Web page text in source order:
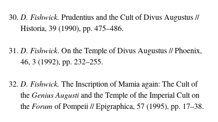
D. Fishwick. Prudentius and the Cult of Divus Augustus //
Historia, 39 (1990), pp. 475–486.
D. Fishwick. On the Temple of Divus Augustus // Phoenix,
46, 3 (1992), pp. 232–255.
D. Fishwick. The Inscription of Mamia again: The Cult of
theGenius Augustiand the Temple of the Imperial Cult on
the Forum of Pompeii // Epigraphica, 57 (1995), pp. 17–38.